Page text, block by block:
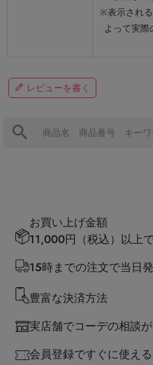
※表示され
よって実際
レビューを書く
お買い上げ金額
11,000円（税込）以上
15時までの注文で当日
豊富な決済方法
実店舗でコーデの相談
会員登録ですぐに使え